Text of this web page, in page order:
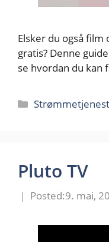
Elsker du også
gratis? Denne
se hvordan du kan
Kategorier
Pluto TV
9. mai,